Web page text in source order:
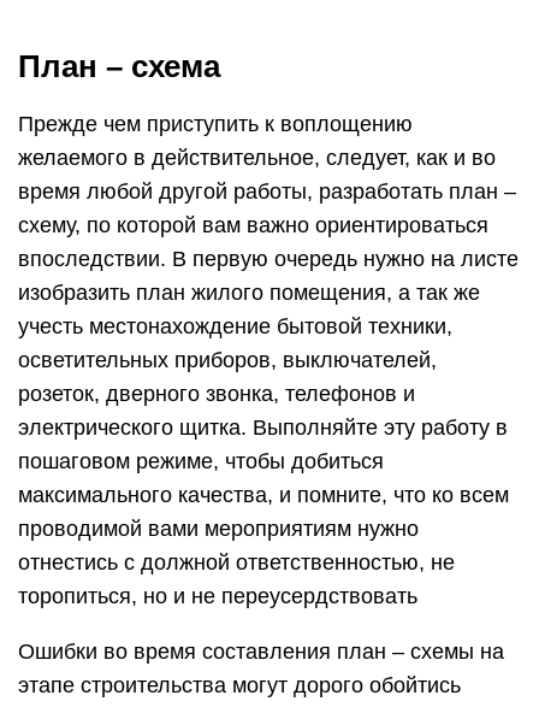
План – схема
Прежде чем приступить к воплощению
желаемого в действительное, следует, как и во
время любой другой работы, разработать план –
схему, по которой вам важно ориентироваться
впоследствии. В первую очередь нужно на листе
изобразить план жилого помещения, а так же
учесть местонахождение бытовой техники,
осветительных приборов, выключателей,
розеток, дверного звонка, телефонов и
электрического щитка. Выполняйте эту работу в
пошаговом режиме, чтобы добиться
максимального качества, и помните, что ко всем
проводимой вами мероприятиям нужно
отнестись с должной ответственностью, не
торопиться, но и не переусердствовать
Ошибки во время составления план – схемы на
этапе строительства могут дорого обойтись